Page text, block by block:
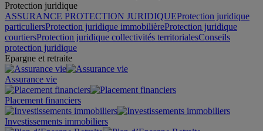
Protection juridique
ASSURANCE PROTECTION JURIDIQUEProtection juridique
particuliersProtection juridique immobilièreProtection juridique
courtiersProtection juridique collectivités territorialesConseils
protection juridique
Epargne et retraite
Assurance vie
Placement financiers
Investissements immobiliers